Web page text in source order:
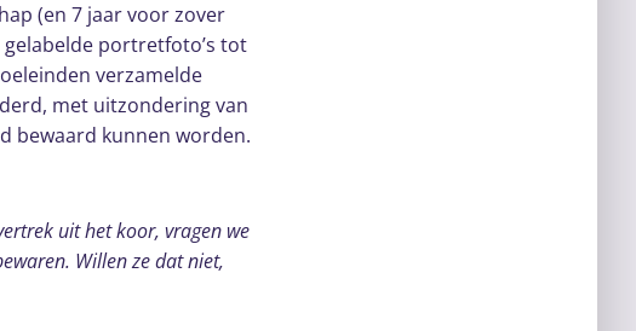
(en 7 jaar voor zover
portretfoto’s tot
verzamelde
met uitzondering van
bewaard kunnen worden.
uit het koor, vragen we
Willen ze dat niet,